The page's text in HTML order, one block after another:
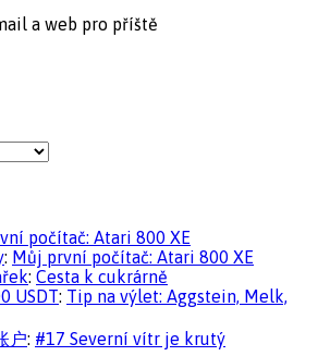
a web pro příště
počítač: Atari 800 XE
: Můj první počítač: Atari 800 XE
: Cesta k cukrárně
USDT: Tip na výlet: Aggstein, Melk,
户: #17 Severní vítr je krutý